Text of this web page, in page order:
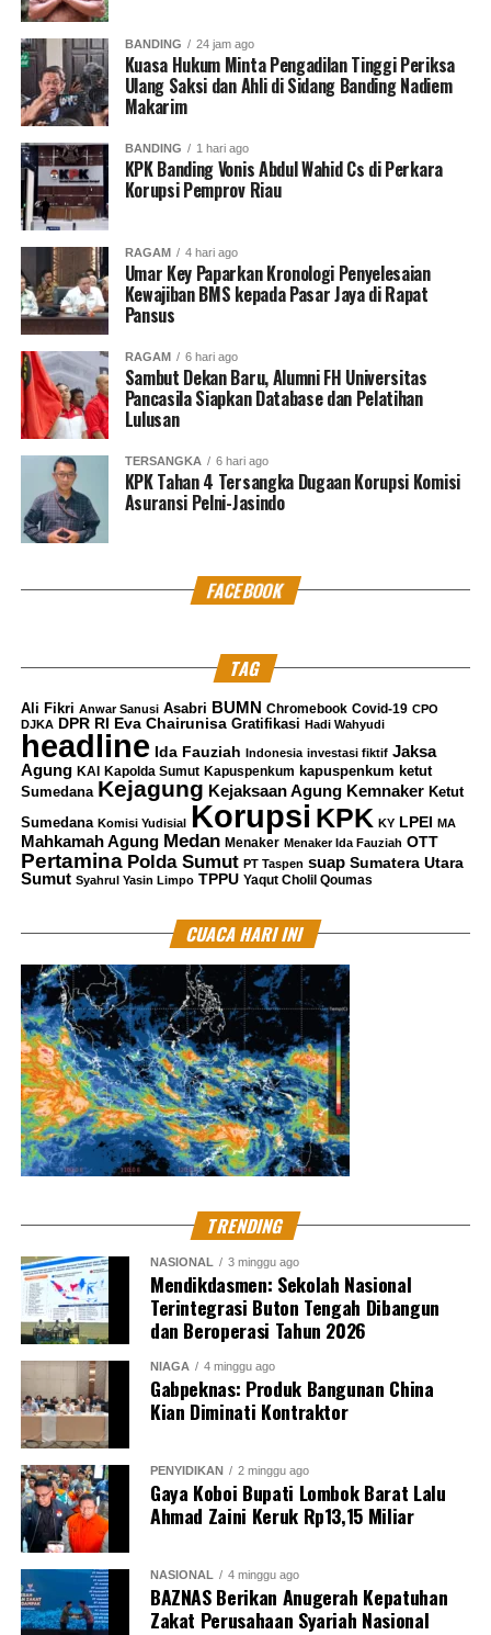
BANDING 24 jam ago
Kuasa Hukum Minta Pengadilan Tinggi Periksa
Ulang Saksi dan Ahli di Sidang Banding Nadiem
Makarim
BANDING 1 hari ago
KPK Banding Vonis Abdul Wahid Cs di Perkara
Korupsi Pemprov Riau
RAGAM 4 hari ago
Umar Key Paparkan Kronologi Penyelesaian
Kewajiban BMS kepada Pasar Jaya di Rapat
Pansus
RAGAM 6 hari ago
Sambut Dekan Baru, Alumni FH Universitas
Pancasila Siapkan Database dan Pelatihan
Lulusan
TERSANGKA 6 hari ago
KPK Tahan 4 Tersangka Dugaan Korupsi Komisi
Asuransi Pelni-Jasindo
FACEBOOK
TAG
Ali Fikri Anwar Sanusi Asabri BUMN Chromebook Covid-19 CPO
DJKA
DPR RI Eva Chairunisa Gratifikasi Hadi Wahyudi
headline Ida Fauziah Indonesia investasi fiktif Jaksa
Agung KAI Kapolda Sumut Kapuspenkum kapuspenkum ketut
Sumedana Kejagung Kejaksaan Agung Kemnaker Ketut
Sumedana Komisi Yudisial Korupsi KPK KY LPEI MA
Mahkamah Agung Medan Menaker Menaker Ida Fauziah OTT
Pertamina Polda Sumut PT Taspen suap Sumatera Utara
Sumut Syahrul Yasin Limpo TPPU Yaqut Cholil Qoumas
CUACA HARI INI
TRENDING
NASIONAL 3 minggu ago
Mendikdasmen: Sekolah Nasional
Terintegrasi Buton Tengah Dibangun
dan Beroperasi Tahun 2026
NIAGA 4 minggu ago
Gabpeknas: Produk Bangunan China
Kian Diminati Kontraktor
PENYIDIKAN 2 minggu ago
Gaya Koboi Bupati Lombok Barat Lalu
Ahmad Zaini Keruk Rp13,15 Miliar
NASIONAL 4 minggu ago
BAZNAS Berikan Anugerah Kepatuhan
Zakat Perusahaan Syariah Nasional